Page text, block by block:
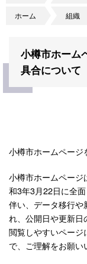
ホーム 組織
小樽市ホーム
具合について
小樽市ホームページ
小樽市ホームペー
和3年3月22日に全
伴い、データ移行
れ、公開日や更新日
閲覧しやすいペー
で、ご理解をお願い